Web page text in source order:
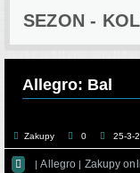
SEZON -
Allegro: Bal
Zakupy 0 25-3-
 |Allegro | Zakupy